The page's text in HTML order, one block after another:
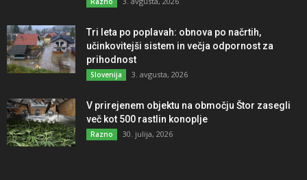
Tri leta po poplavah: obnova po načrtih,
učinkovitejši sistem in večja odpornost za
prihodnost
Slovenija 3. avgusta, 2026
V prirejenem objektu na območju Štor zasegli
več kot 500 rastlin konoplje
Razno 30. julija, 2026